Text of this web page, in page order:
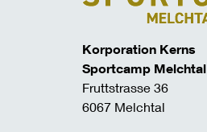
Korporation Kerns
Sportcamp Melchtal
Fruttstrasse 36
6067 Melchtal